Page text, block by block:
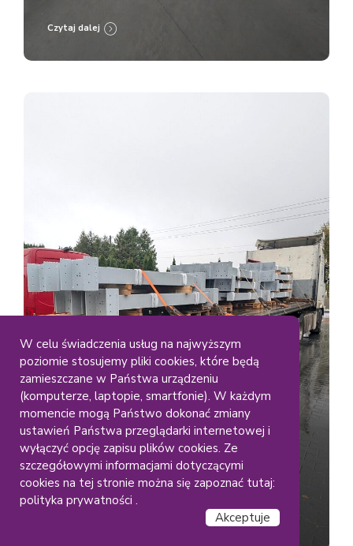
praktyce
Czytaj dalej
Duze Elementy
Gabaryty
Lakiernia Koczargi
Malowanie dużych
konstrukcji stalowych – RAL
(9006)
W celu świadczenia usług na najwyższym
poziomie stosujemy pliki cookies, które będą
zamieszczane w Państwa urządzeniu
(komputerze, laptopie, smartfonie). W każdym
momencie mogą Państwo dokonać zmiany
ustawień Państwa przeglądarki internetowej i
wyłączyć opcję zapisu plików cookies. Ze
szczegółowymi informacjami dotyczącymi
cookies na tej stronie można się zapoznać tutaj:
polityka prywatności .
Akceptuje